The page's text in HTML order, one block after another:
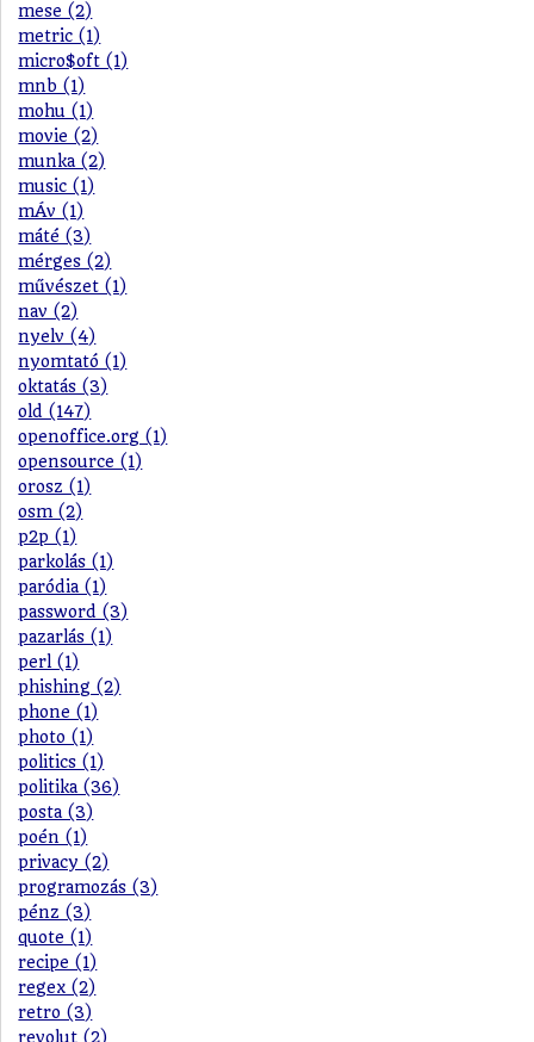
mese (2)
metric (1)
micro$oft (1)
mnb (1)
mohu (1)
movie (2)
munka (2)
music (1)
mÁv (1)
máté (3)
mérges (2)
művészet (1)
nav (2)
nyelv (4)
nyomtató (1)
oktatás (3)
old (147)
openoffice.org (1)
opensource (1)
orosz (1)
osm (2)
p2p (1)
parkolás (1)
paródia (1)
password (3)
pazarlás (1)
perl (1)
phishing (2)
phone (1)
photo (1)
politics (1)
politika (36)
posta (3)
poén (1)
privacy (2)
programozás (3)
pénz (3)
quote (1)
recipe (1)
regex (2)
retro (3)
revolut (2)